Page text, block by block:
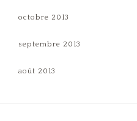
octobre 2013
septembre 2013
août 2013